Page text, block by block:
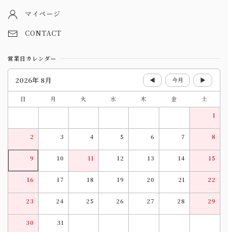
マイページ
CONTACT
営業日カレンダー
2026年 8月 ◀ 今月 ▶
日 月 火 水 木 金
土
1
2 3 4 5 6 7 8
9 10 11 12 13 14 15
16 17 18 19 20 21 22
23 24 25 26 27 28 29
30 31